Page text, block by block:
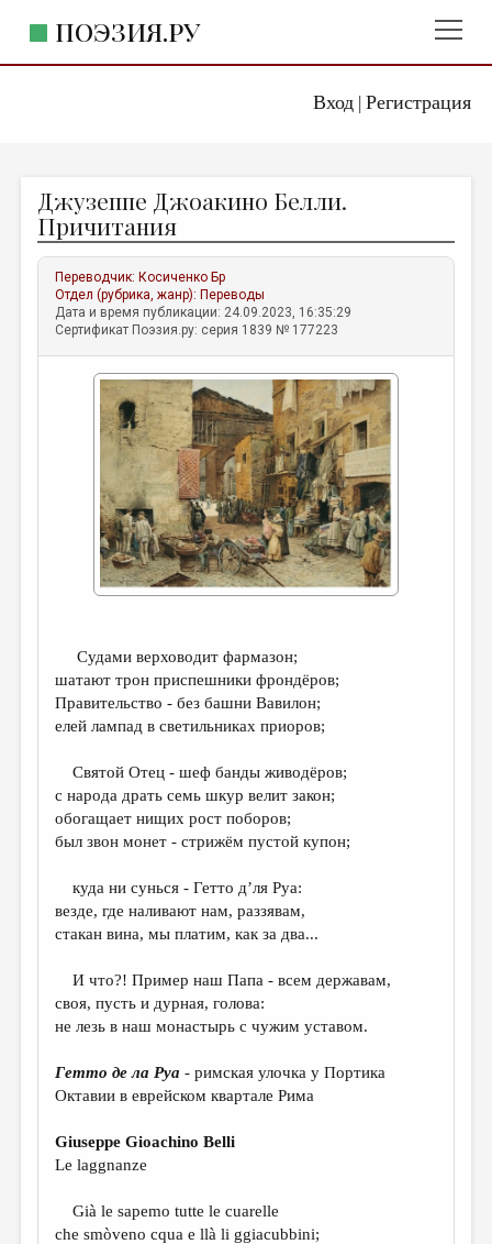
Вход| Регистрация
ПОЭЗИЯ.РУ
ЖАНРЫ
АВТОРЫ
КОММЕНТАРИИ
ЛИТСАЛОН
ПРАВИЛА САЙТА
ОТДЕЛЫ И РУБРИКИ
ИЗБРАННОЕ
ДАЙДЖЕСТ
ПРОИЗВЕДЕНИЯ
ПЕРЕВОДЫ
ДЕТСКАЯ КОМНАТА
КНИЖНАЯ ПОЛКА
СТРАНИЦЫ ПАМЯТИ
ОБЪЯВЛЕНИЯ
РЕДКОЛЛЕГИЯ
МАЛАЯ ПРОЗА
ЭССЕИСТИКА
ЛИТЕРАТУРОВЕДЕНИЕ
КУЛЬТУРОВЕДЕНИЕ
ПУБЛИЦИСТИКА
ЦИКЛЫ ПУБЛИКАЦИЙ
Джузеппе Джоакино Белли.
Причитания
Переводчик: Косиченко Бр
Отдел (рубрика, жанр): Переводы
Дата и время публикации: 24.09.2023, 16:35:29
Сертификат Поэзия.ру: серия 1839 № 177223
Судами верховодит фармазон;
шатают трон приспешники фрондёров;
Правительство - без башни Вавилон;
елей лампад в светильниках приоров;
Святой Отец - шеф банды живодёров;
с народа драть семь шкур велит закон;
обогащает нищих рост поборов;
был звон монет - стрижём пустой купон;
куда ни сунься - Гетто д’ля Руа:
везде, где наливают нам, раззявам,
стакан вина, мы платим, как за два...
И что?! Пример наш Папа - всем державам,
своя, пусть и дурная, голова:
не лезь в наш монастырь с чужим уставом.
Гетто де ла Руа - римская улочка у Портика
Октавии в еврейском квартале Рима
Giuseppe Gioachino Belli
Le laggnanze
Già le sapemo tutte le cuarelle
che smòveno cqua e llà li ggiacubbini;